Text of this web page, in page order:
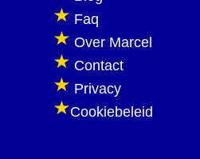
Faq
Over Marcel
Contact
Privacy
Cookiebeleid